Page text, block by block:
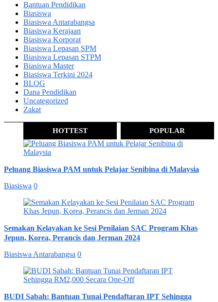
Bantuan Pendidikan
Biasiswa
Biasiswa Antarabangsa
Biasiswa Kerajaan
Biasiswa Korporat
Biasiswa Lepasan SPM
Biasiswa Lepasan STPM
Biasiswa Master
Biasiswa Terkini 2024
BLOG
Dana Pendidikan
Uncategorized
Zakat
HOTTEST POPULAR
Peluang Biasiswa PAM untuk Pelajar Senibina di Malaysia
Biasiswa 0
Semakan Kelayakan ke Sesi Penilaian SAC Program Khas
Jepun, Korea, Perancis dan Jerman 2024
Biasiswa Antarabangsa 0
BUDI Sabah: Bantuan Tunai Pendaftaran IPT Sehingga